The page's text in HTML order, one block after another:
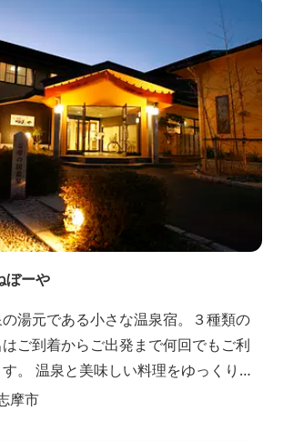
ぼーや
湯元である小さな温泉宿。３種類の
ご到着からご出発まで何回でもご利
。 温泉と美味しい料理をゆっくりと
「心湯あそび ねぼーや」へいらっし
摩市